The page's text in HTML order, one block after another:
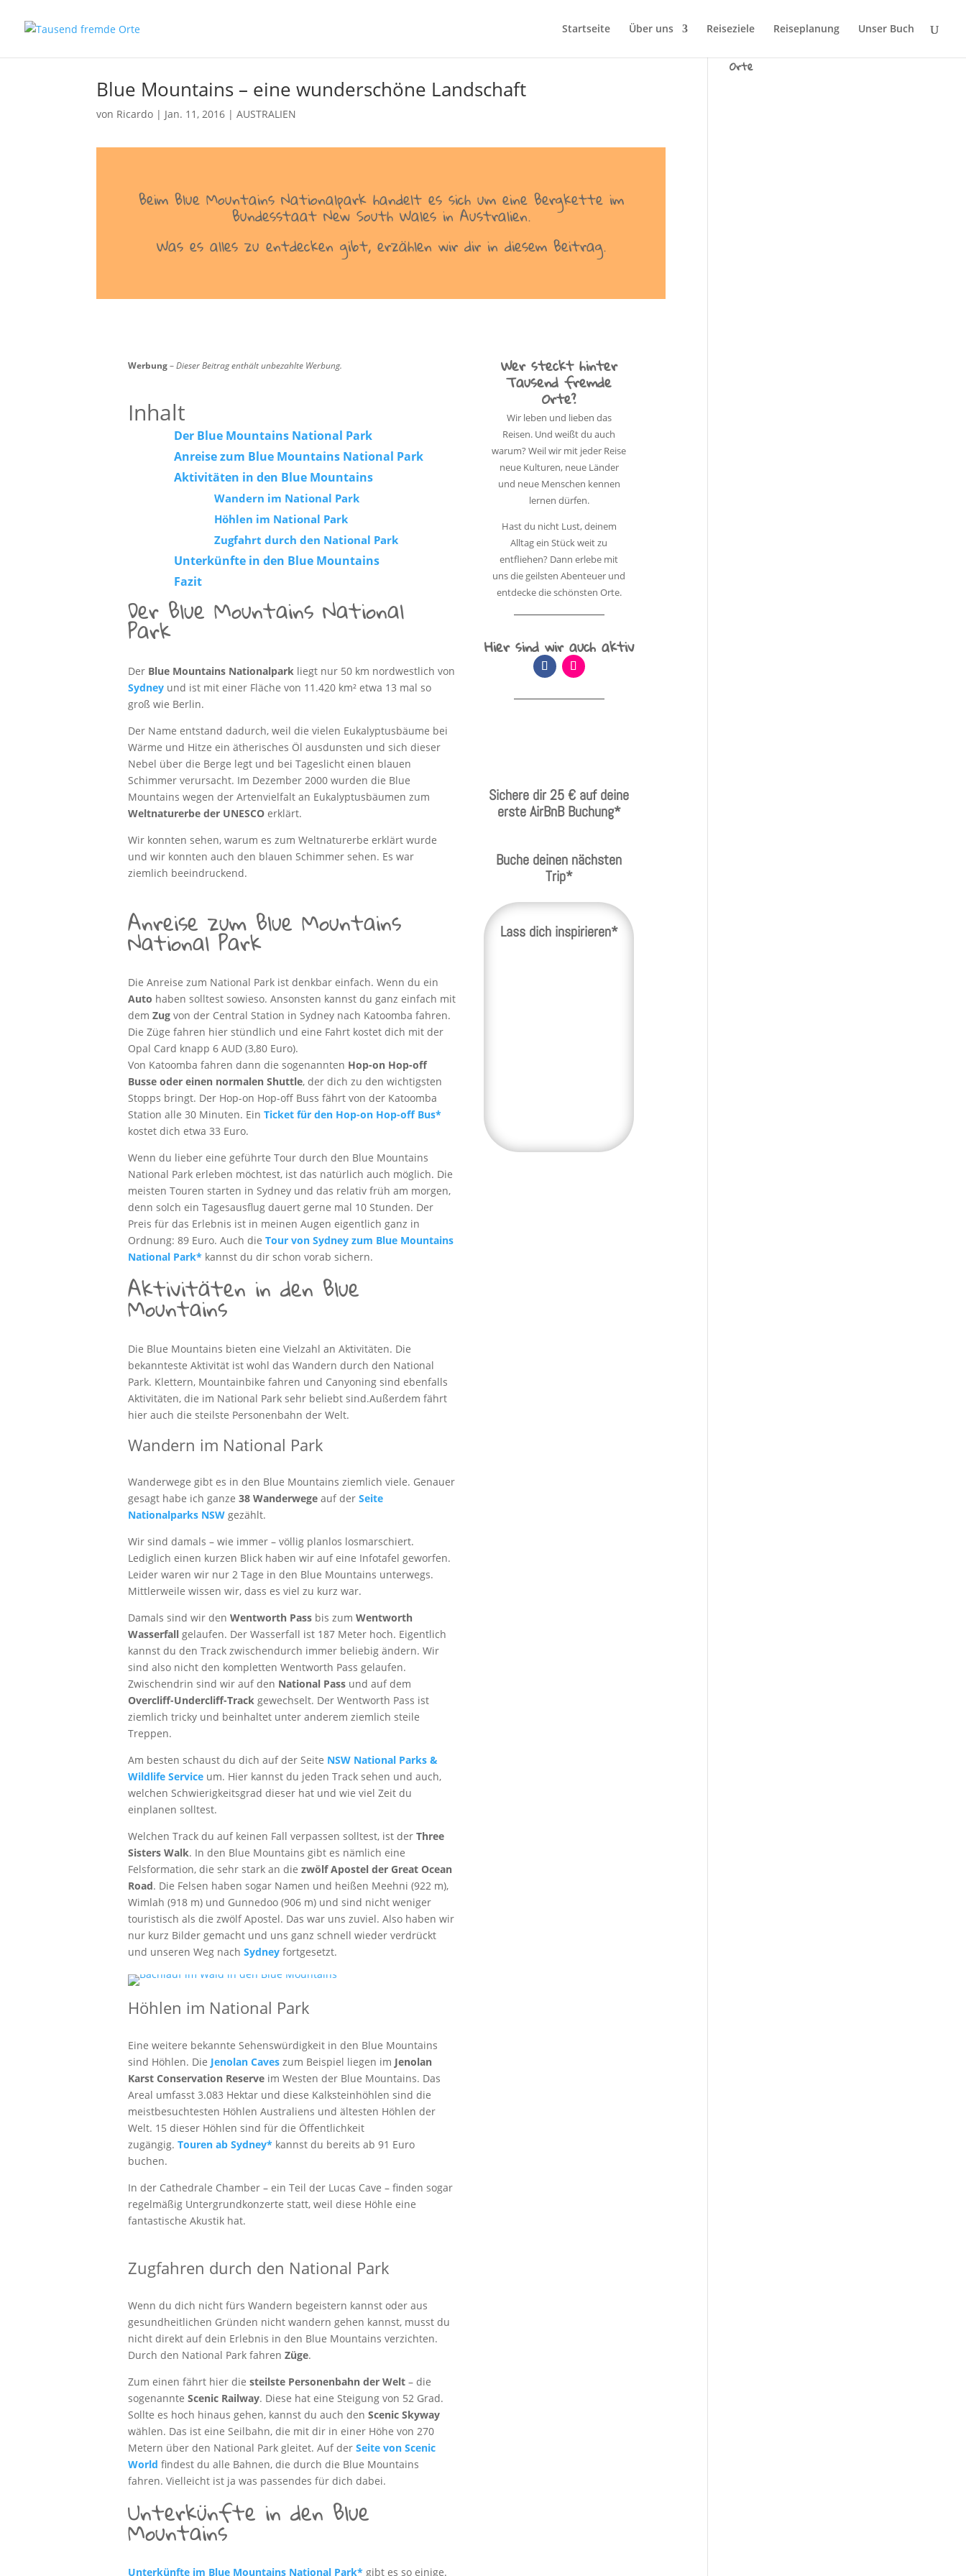
Startseite Über uns Reiseziele Reiseplanung Unser Buch
Blue Mountains – eine wunderschöne Landschaft
von Ricardo | Jan. 11, 2016 |AUSTRALIEN
Beim Blue Mountains Nationalpark handelt es sich um eine Bergkette im
Bundesstaat New South Wales in Australien.
Was es alles zu entdecken gibt, erzählen wir dir in diesem Beitrag.
Werbung–Dieser Beitrag enthält unbezahlte Werbung.
Inhalt
Der Blue Mountains National Park
Anreise zum Blue Mountains National Park
Aktivitäten in den Blue Mountains
Wandern im National Park
Höhlen im National Park
Zugfahrt durch den National Park
Unterkünfte in den Blue Mountains
Fazit
Der Blue Mountains National
Park
Der Blue Mountains Nationalpark liegt nur 50 km nordwestlich von
Sydneyund ist mit einer Fläche von 11.420 km² etwa 13 mal so
groß wie Berlin.
Der Name entstand dadurch, weil die vielen Eukalyptusbäume bei
Wärme und Hitze ein ätherisches Öl ausdunsten und sich dieser
Nebel über die Berge legt und bei Tageslicht einen blauen
Schimmer verursacht. Im Dezember 2000 wurden die Blue
Mountains wegen der Artenvielfalt an Eukalyptusbäumen zum
Weltnaturerbe der UNESCOerklärt.
Wir konnten sehen, warum es zum Weltnaturerbe erklärt wurde
und wir konnten auch den blauen Schimmer sehen. Es war
ziemlich beeindruckend.
Anreise zum Blue Mountains
National Park
Die Anreise zum National Park ist denkbar einfach. Wenn du ein
Auto haben solltest sowieso. Ansonsten kannst du ganz einfach mit
dem Zugvon der Central Station in Sydney nach Katoomba fahren.
Die Züge fahren hier stündlich und eine Fahrt kostet dich mit der
Opal Card knapp 6 AUD (3,80 Euro).
Von Katoomba fahren dann die sogenannten Hop-on Hop-off
Busse oder einen normalen Shuttle, der dich zu den wichtigsten
Stopps bringt. Der Hop-on Hop-off Buss fährt von der Katoomba
Station alle 30 Minuten. Ein Ticket für den Hop-on Hop-off Bus*
kostet dich etwa 33 Euro.
Wenn du lieber eine geführte Tour durch den Blue Mountains
National Park erleben möchtest, ist das natürlich auch möglich. Die
meisten Touren starten in Sydney und das relativ früh am morgen,
denn solch ein Tagesausflug dauert gerne mal 10 Stunden. Der
Preis für das Erlebnis ist in meinen Augen eigentlich ganz in
Ordnung: 89 Euro. Auch die Tour von Sydney zum Blue Mountains
National Park* kannst du dir schon vorab sichern.
Aktivitäten in den Blue
Mountains
Die Blue Mountains bieten eine Vielzahl an Aktivitäten. Die
bekannteste Aktivität ist wohl das Wandern durch den National
Park. Klettern, Mountainbike fahren und Canyoning sind ebenfalls
Aktivitäten, die im National Park sehr beliebt sind.Außerdem fährt
hier auch die steilste Personenbahn der Welt.
Wandern im National Park
Wanderwege gibt es in den Blue Mountains ziemlich viele. Genauer
gesagt habe ich ganze 38 Wanderwegeauf der Seite
Nationalparks NSWgezählt.
Wir sind damals – wie immer – völlig planlos losmarschiert.
Lediglich einen kurzen Blick haben wir auf eine Infotafel geworfen.
Leider waren wir nur 2 Tage in den Blue Mountains unterwegs.
Mittlerweile wissen wir, dass es viel zu kurz war.
Damals sind wir den Wentworth Passbis zum Wentworth
Wasserfallgelaufen. Der Wasserfall ist 187 Meter hoch. Eigentlich
kannst du den Track zwischendurch immer beliebig ändern. Wir
sind also nicht den kompletten Wentworth Pass gelaufen.
Zwischendrin sind wir auf den National Passund auf dem
Overcliff-Undercliff-Trackgewechselt. Der Wentworth Pass ist
ziemlich tricky und beinhaltet unter anderem ziemlich steile
Treppen.
Am besten schaust du dich auf der Seite NSW National Parks &
Wildlife Serviceum. Hier kannst du jeden Track sehen und auch,
welchen Schwierigkeitsgrad dieser hat und wie viel Zeit du
einplanen solltest.
Welchen Track du auf keinen Fall verpassen solltest, ist der Three
Sisters Walk. In den Blue Mountains gibt es nämlich eine
Felsformation, die sehr stark an die zwölf Apostel der Great Ocean
Road. Die Felsen haben sogar Namen und heißen Meehni (922 m),
Wimlah (918 m) und Gunnedoo (906 m) und sind nicht weniger
touristisch als die zwölf Apostel. Das war uns zuviel. Also haben wir
nur kurz Bilder gemacht und uns ganz schnell wieder verdrückt
und unseren Weg nach Sydney fortgesetzt.
Höhlen im National Park
Eine weitere bekannte Sehenswürdigkeit in den Blue Mountains
sind Höhlen. Die Jenolan Caveszum Beispiel liegen im Jenolan
Karst Conservation Reserveim Westen der Blue Mountains. Das
Areal umfasst 3.083 Hektar und diese Kalksteinhöhlen sind die
meistbesuchtesten Höhlen Australiens und ältesten Höhlen der
Welt. 15 dieser Höhlen sind für die Öffentlichkeit
zugängig. Tourenab Sydney* kannst du bereits ab 91 Euro
buchen.
In der Cathedrale Chamber – ein Teil der Lucas Cave – finden sogar
regelmäßig Untergrundkonzerte statt, weil diese Höhle eine
fantastische Akustik hat.
Zugfahren durch den National Park
Wenn du dich nicht fürs Wandern begeistern kannst oder aus
gesundheitlichen Gründen nicht wandern gehen kannst, musst du
nicht direkt auf dein Erlebnis in den Blue Mountains verzichten.
Durch den National Park fahren Züge.
Zum einen fährt hier die steilste Personenbahn der Welt– die
sogenannte Scenic Railway. Diese hat eine Steigung von 52 Grad.
Sollte es hoch hinaus gehen, kannst du auch den Scenic Skyway
wählen. Das ist eine Seilbahn, die mit dir in einer Höhe von 270
Metern über den National Park gleitet. Auf der Seite von Scenic
World findest du alle Bahnen, die durch die Blue Mountains
fahren. Vielleicht ist ja was passendes für dich dabei.
Unterkünfte in den Blue
Mountains
Unterkünfte im Blue Mountains National Park* gibt es so einige.
Wer steckt hinter
Tausend fremde
Orte?
Wir leben und lieben das
Reisen. Und weißt du auch
warum? Weil wir mit jeder Reise
neue Kulturen, neue Länder
und neue Menschen kennen
lernen dürfen.
Hast du nicht Lust, deinem
Alltag ein Stück weit zu
entfliehen? Dann erlebe mit
uns die geilsten Abenteuer und
entdecke die schönsten Orte.
Hier sind wir auch aktiv
Sichere dir 25 € auf deine
erste AirBnB Buchung*
Buche deinen nächsten
Trip*
Lass dich inspirieren*
Orte